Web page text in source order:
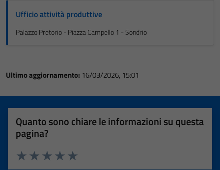
Ufficio attività produttive
Palazzo Pretorio - Piazza Campello 1 - Sondrio
Ultimo aggiornamento: 16/03/2026, 15:01
Quanto sono chiare le informazioni su questa
pagina?
Valuta 5 stelle su 5
Valuta 4 stelle su 5
Valuta 3 stelle su 5
Valuta 2 stelle su 5
Valuta 1 stelle su 5